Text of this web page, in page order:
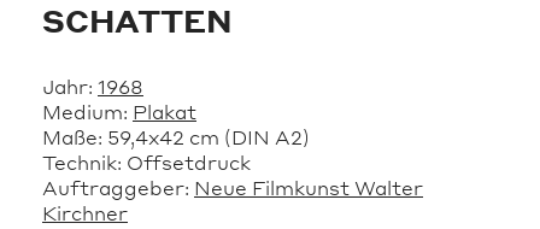
SCHATTEN
Jahr: 1968
Medium: Plakat
Maße: 59,4x42 cm (DIN A2)
Technik: Offsetdruck
Auftraggeber: Neue Filmkunst Walter
Kirchner